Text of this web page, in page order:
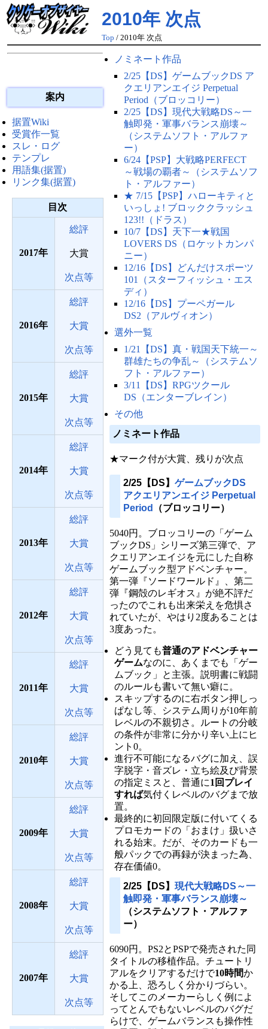
2010年 次点
Top / 2010年 次点
案内
据置Wiki
受賞作一覧
スレ・ログ
テンプレ
用語集(据置)
リンク集(据置)
目次
2017
総評
大賞
次点等
2016
総評
大賞
次点等
2015
総評
大賞
次点等
2014
総評
大賞
次点等
2013
総評
大賞
次点等
2012
総評
大賞
次点等
2011
総評
大賞
次点等
2010
総評
大賞
次点等
2009
総評
大賞
次点等
2008
総評
大賞
次点等
2007
総評
大賞
次点等
ノミネート作品
2/25【DS】ゲームブックDS ア
クエリアンエイジ Perpetual
Period（ブロッコリー）
2/25【DS】現代大戦略DS～一
触即発・軍事バランス崩壊～
（システムソフト・アルファ
ー）
6/24【PSP】大戦略PERFECT
～戦場の覇者～（システムソフ
ト・アルファー）
★ 7/15【PSP】ハローキティと
いっしょ! ブロッククラッシュ
123!!（ドラス）
10/7【DS】天下一★戦国
LOVERS DS（ロケットカンパ
ニー）
12/16【DS】どんだけスポーツ
101（スターフィッシュ・エス
ディ）
12/16【DS】プーペガール
DS2（アルヴィオン）
選外一覧
1/21【DS】真・戦国天下統一～
群雄たちの争乱～（システムソ
フト・アルファー）
3/11【DS】RPGツクール
DS（エンターブレイン）
その他
ノミネート作品
★マーク付が大賞、残りが次点
2/25【DS】 ゲームブックDS
アクエリアンエイジ Perpetual
Period
（ブロッコリー）
5040円。ブロッコリーの「ゲーム
ブックDS」シリーズ第三弾で、ア
クエリアンエイジを元にした自称
ゲームブック型アドベンチャー。
第一弾『ソードワールド』、第二
弾『鋼殻のレギオス』が絶不評だ
ったのでこれも出来栄えを危惧さ
れていたが、やはり2度あることは
3度あった。
どう見ても普通のアドベンチャー
ゲームなのに、あくまでも「ゲー
ムブック」と主張。説明書に戦闘
のルールも書いて無い癖に。
スキップするのに右ボタン押しっ
ぱなし等、システム周りが10年前
レベルの不親切さ。ルートの分岐
の条件が非常に分かり辛い上にヒ
ント0。
進行不可能になるバグに加え、誤
字脱字・音ズレ・立ち絵及び背景
の指定ミスと、普通に1回プレイ
すれば気付くレベルのバグまで放
置。
最終的に初回限定版に付いてくる
プロモカードの「おまけ」扱いさ
れる始末。だが、そのカードも一
般パックでの再録が決まった為、
存在価値0。
2/25【DS】 現代大戦略DS～一
触即発・軍事バランス崩壊～
（システムソフト・アルファ
ー）
6090円。PS2とPSPで発売された同
タイトルの移植作品。チュートリ
アルをクリアするだけで10時間か
かる上、恐ろしく分かりづらい。
そしてこのメーカーらしく例によ
ってとんでもないレベルのバグだ
らけで、ゲームバランスも操作性